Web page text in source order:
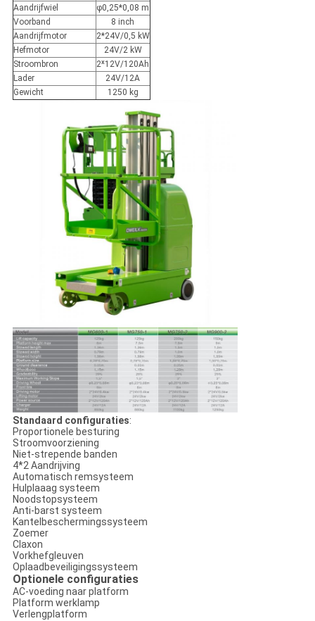
Aandrijfwiel
φ0,25*0,08 m
Voorband
8 inch
Aandrijfmotor
2*24V/0,5 kW
Hefmotor
24V/2 kW
Stroombron
2ˣ12V/120Ah
Lader
24V/12A
Gewicht
1250 kg
Standaard configuraties:
Proportionele besturing
Stroomvoorziening
Niet-strepende banden
4*2 Aandrijving
Automatisch remsysteem
Hulplaaag systeem
Noodstopsysteem
Anti-barst systeem
Kantelbeschermingssysteem
Zoemer
Claxon
Vorkhefgleuven
Oplaadbeveiligingssysteem
Optionele configuraties
AC-voeding naar platform
Platform werklamp
Verlengplatform